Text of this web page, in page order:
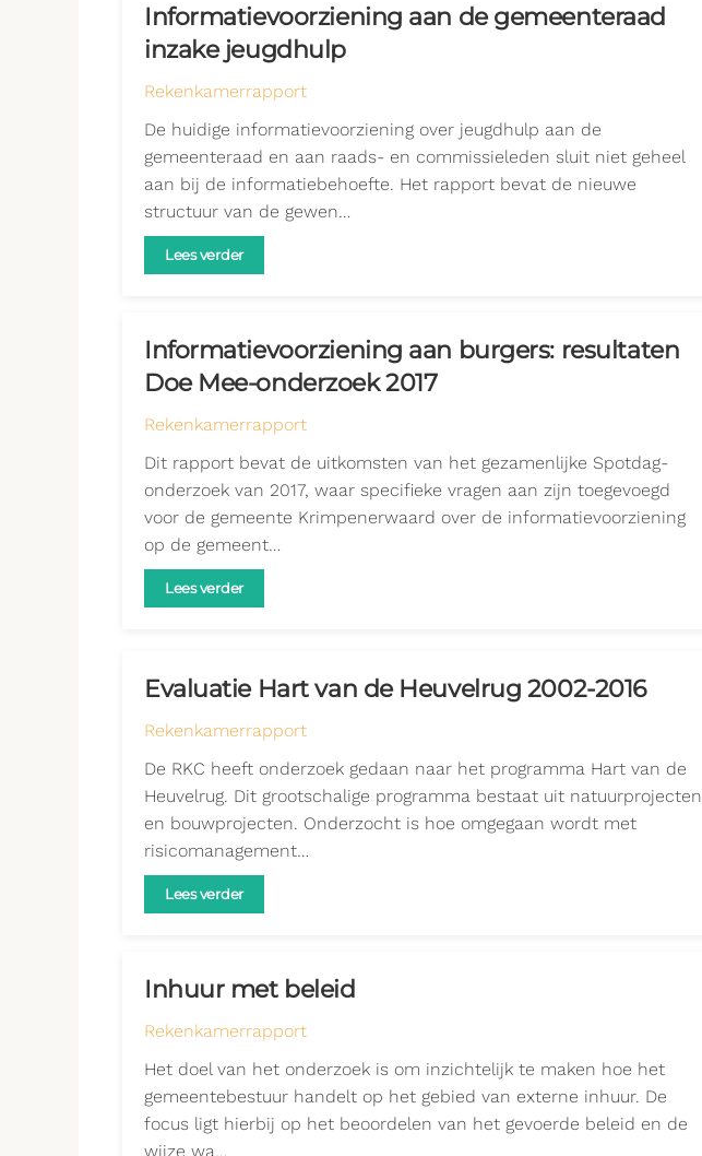
Informatievoorziening aan de gemeenteraad
inzake jeugdhulp
Rekenkamerrapport
De huidige informatievoorziening over jeugdhulp aan de
gemeenteraad en aan raads- en commissieleden sluit niet geheel
aan bij de informatiebehoefte. Het rapport bevat de nieuwe
structuur van de gewen…
Lees verder
Informatievoorziening aan burgers: resultaten
Doe Mee-onderzoek 2017
Rekenkamerrapport
Dit rapport bevat de uitkomsten van het gezamenlijke Spotdag-
onderzoek van 2017, waar specifieke vragen aan zijn toegevoegd
voor de gemeente Krimpenerwaard over de informatievoorziening
op de gemeent…
Lees verder
Evaluatie Hart van de Heuvelrug 2002-2016
Rekenkamerrapport
De RKC heeft onderzoek gedaan naar het programma Hart van de
Heuvelrug. Dit grootschalige programma bestaat uit natuurprojecten
en bouwprojecten. Onderzocht is hoe omgegaan wordt met
risicomanagement…
Lees verder
Inhuur met beleid
Rekenkamerrapport
Het doel van het onderzoek is om inzichtelijk te maken hoe het
gemeentebestuur handelt op het gebied van externe inhuur. De
focus ligt hierbij op het beoordelen van het gevoerde beleid en de
wijze wa…